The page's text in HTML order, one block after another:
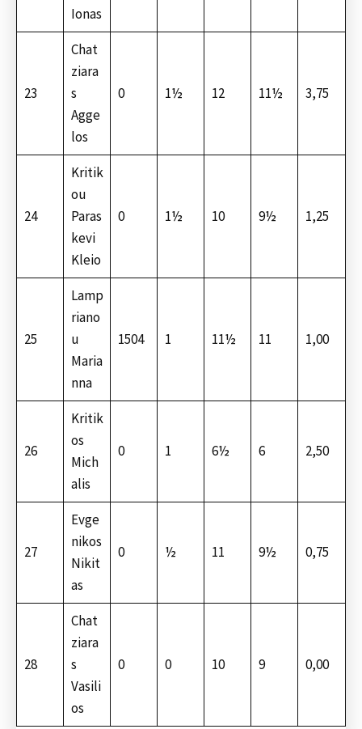
Ionas
23
Chat
ziara
s
Agge
los
0 1½ 12 11½ 3,75
24
Kritik
ou
Paras
kevi
Kleio
0 1½ 10 9½ 1,25
25
Lamp
riano
u
Maria
nna
1504 1 11½ 11 1,00
26
Kritik
os
Mich
alis
0 1 6½ 6 2,50
27
Evge
nikos
Nikit
as
0 ½ 11 9½ 0,75
28
Chat
ziara
s
Vasili
os
0 0 10 9 0,00